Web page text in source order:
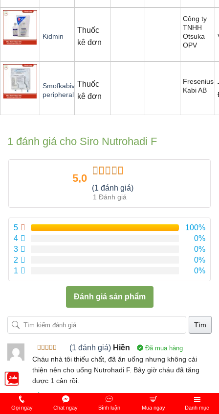
Kidmin
Thuốc
kê đơn
Công ty
TNHH
Otsuka
OPV
Smofkabiven
peripheral
Thuốc
kê đơn
Fresenius
Kabi AB
1 đánh giá cho Siro Nutrohadi F
5,0
Được xếp
hạng 5.00
sao
(1 đánh giá)
1 Đánh giá
5
100%
4
0%
3
0%
2
0%
1
0%
Đánh giá sản phẩm
Tìm
Được xếp
hạng55
sao
(1 đánh giá) Hiền Đã mua hàng
Cháu nhà tôi thiếu chất, đã ăn uống nhưng không cải
thiện nên cho uống Nutrohadi F. Bây giờ cháu đã tăng
được 1 cân rồi.
-26 Tháng 9, 2022 11:23 Sáng
Gọi ngay Chat ngay Bình luận Mua ngay Danh mục